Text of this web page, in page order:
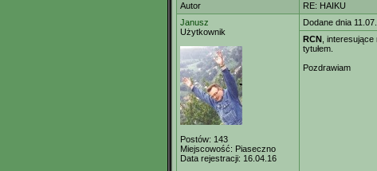
Autor
RE: HAIKU
Janusz
Użytkownik
Postów: 143
Miejscowość: Piaseczno
Data rejestracji: 16.04.16
Dodane dnia
RCN ,
tytułem.
Pozdrawiam